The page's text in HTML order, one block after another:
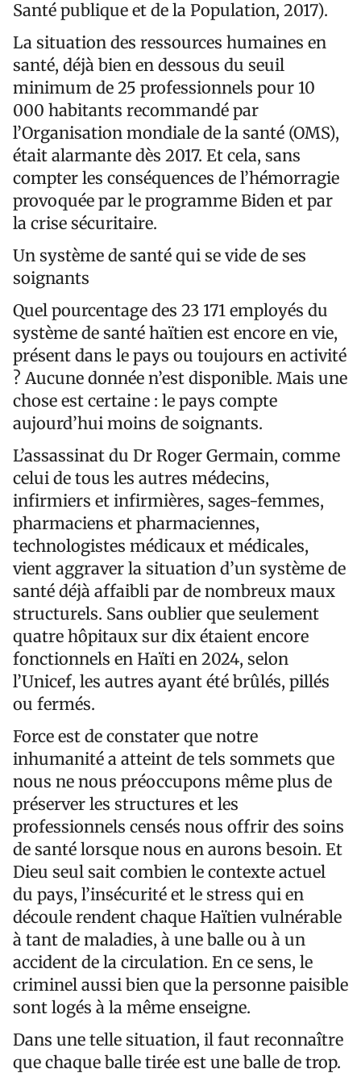
Santé publique et de la Population, 2017).
La situation des ressources humaines en
santé, déjà bien en dessous du seuil
minimum de 25 professionnels pour 10
000 habitants recommandé par
l’Organisation mondiale de la santé (OMS),
était alarmante dès 2017. Et cela, sans
compter les conséquences de l’hémorragie
provoquée par le programme Biden et par
la crise sécuritaire.
Un système de santé qui se vide de ses
soignants
Quel pourcentage des 23 171 employés du
système de santé haïtien est encore en vie,
présent dans le pays ou toujours en activité
? Aucune donnée n’est disponible. Mais une
chose est certaine : le pays compte
aujourd’hui moins de soignants.
L’assassinat du Dr Roger Germain, comme
celui de tous les autres médecins,
infirmiers et infirmières, sages-femmes,
pharmaciens et pharmaciennes,
technologistes médicaux et médicales,
vient aggraver la situation d’un système de
santé déjà affaibli par de nombreux maux
structurels. Sans oublier que seulement
quatre hôpitaux sur dix étaient encore
fonctionnels en Haïti en 2024, selon
l’Unicef, les autres ayant été brûlés, pillés
ou fermés.
Force est de constater que notre
inhumanité a atteint de tels sommets que
nous ne nous préoccupons même plus de
préserver les structures et les
professionnels censés nous offrir des soins
de santé lorsque nous en aurons besoin. Et
Dieu seul sait combien le contexte actuel
du pays, l’insécurité et le stress qui en
découle rendent chaque Haïtien vulnérable
à tant de maladies, à une balle ou à un
accident de la circulation. En ce sens, le
criminel aussi bien que la personne paisible
sont logés à la même enseigne.
Dans une telle situation, il faut reconnaître
que chaque balle tirée est une balle de trop.